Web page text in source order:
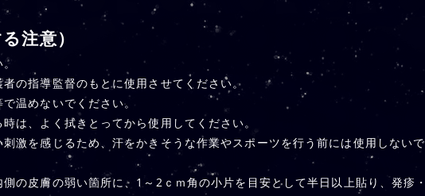
注意）
の指導監督のもとに使用させてください。
温めないでください。
は、よく拭きとってから使用してください。
激を感じるため、汗をかきそうな作業やスポーツを行う前には使用しないで
の皮膚の弱い箇所に、1～2ｃｍ角の小片を目安として半日以上貼り、発疹・